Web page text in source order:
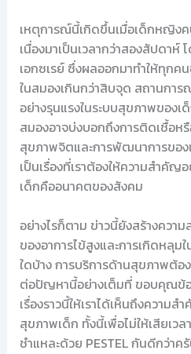
เหตุการณ์นี้เกิดขึ้นเมื่อเด็กหญิง
เนื่องมาเป็นเวลากว่าสองสัปดาห์
เอกซเรย์ ซึ่งผลออกมาทำให้ทุกค
ในสมองเกินกว่าสิบจุด สถานกา
อย่างรุนแรงในระบบสุขภาพของ
สมองอาจบ่งบอกถึงการติดเชื้อห
สุขภาพจิตและการพัฒนาการขอ
เป็นเรื่องที่เราต้องให้ความสำคัญ
เด็กคืออนาคตของสังคม
อย่างไรก็ตาม ข่าวนี้ยังสร้างควา
ของอาการไข้สูงและการเกิดหลุม
ใดบ้าง การบริการด้านสุขภาพต้
ต่อปัญหานี้อย่างเต็มที่ ขอบคุณข้
เรื่องราวนี้ให้เราได้เห็นถึงความ
สุขภาพเด็ก ทั้งนี้เพื่อไม่ให้เสียเวล
ชำแหละด้วย PESTEL กันดีกว่าค